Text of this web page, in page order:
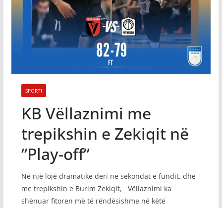
SPORTI
KB Vëllaznimi me
trepikshin e Zekiqit në
“Play-off”
Në një lojë dramatike deri në sekondat e fundit, dhe
me trepikshin e Burim Zekiqit, Vëllaznimi ka
shënuar fitoren më të rëndësishme në këtë